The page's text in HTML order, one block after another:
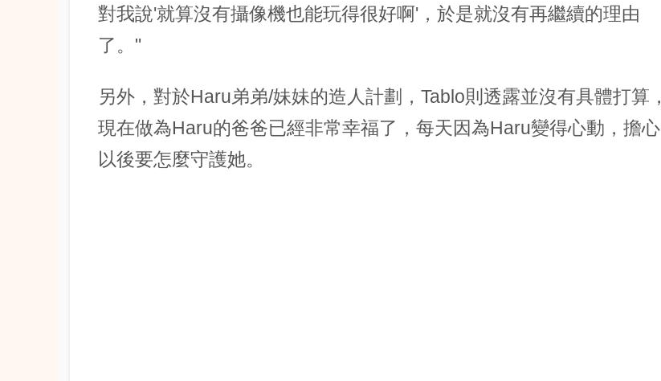
對我說'就算沒有攝像機也能玩得很好啊'，於是就沒有再繼續的理由
了。"
另外，對於Haru弟弟/妹妹的造人計劃，Tablo則透露並沒有具體打算，
現在做為Haru的爸爸已經非常幸福了，每天因為Haru變得心動，擔心
以後要怎麼守護她。